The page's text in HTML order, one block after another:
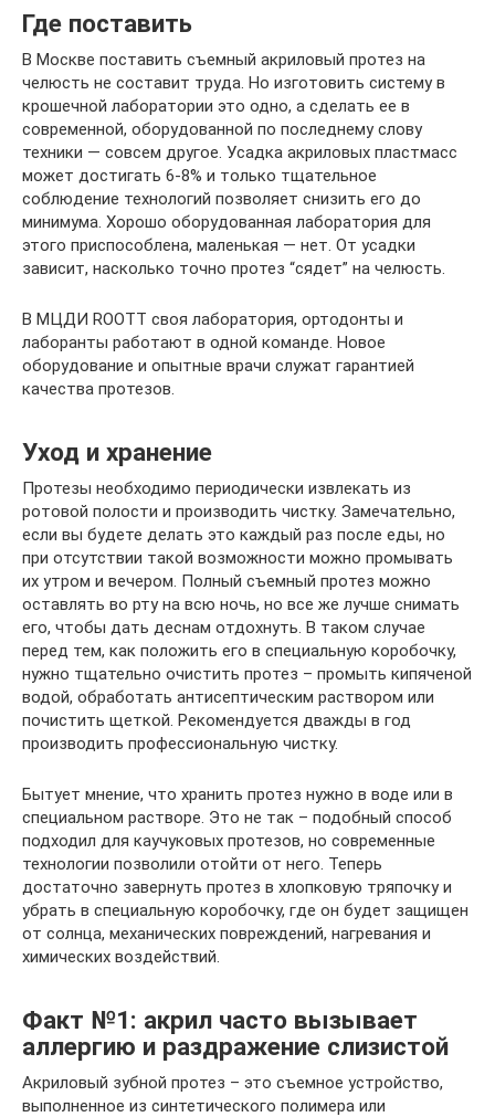
Где поставить
В Москве поставить съемный акриловый протез на
челюсть не составит труда. Но изготовить систему в
крошечной лаборатории это одно, а сделать ее в
современной, оборудованной по последнему слову
техники — совсем другое. Усадка акриловых пластмасс
может достигать 6-8% и только тщательное
соблюдение технологий позволяет снизить его до
минимума. Хорошо оборудованная лаборатория для
этого приспособлена, маленькая — нет. От усадки
зависит, насколько точно протез “сядет” на челюсть.
В МЦДИ ROOTT своя лаборатория, ортодонты и
лаборанты работают в одной команде. Новое
оборудование и опытные врачи служат гарантией
качества протезов.
Уход и хранение
Протезы необходимо периодически извлекать из
ротовой полости и производить чистку. Замечательно,
если вы будете делать это каждый раз после еды, но
при отсутствии такой возможности можно промывать
их утром и вечером. Полный съемный протез можно
оставлять во рту на всю ночь, но все же лучше снимать
его, чтобы дать деснам отдохнуть. В таком случае
перед тем, как положить его в специальную коробочку,
нужно тщательно очистить протез – промыть кипяченой
водой, обработать антисептическим раствором или
почистить щеткой. Рекомендуется дважды в год
производить профессиональную чистку.
Бытует мнение, что хранить протез нужно в воде или в
специальном растворе. Это не так – подобный способ
подходил для каучуковых протезов, но современные
технологии позволили отойти от него. Теперь
достаточно завернуть протез в хлопковую тряпочку и
убрать в специальную коробочку, где он будет защищен
от солнца, механических повреждений, нагревания и
химических воздействий.
Факт №1: акрил часто вызывает
аллергию и раздражение слизистой
Акриловый зубной протез – это съемное устройство,
выполненное из синтетического полимера или